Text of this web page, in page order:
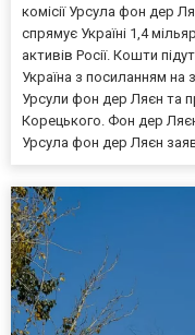
комісії Урсула фон дер
спрямує Україні 1,4
активів Росії. Кошти
Україна з посиланням на
Урсули фон дер Ляєн та
Корецького. Фон дер
Урсула фон дер Ляєн